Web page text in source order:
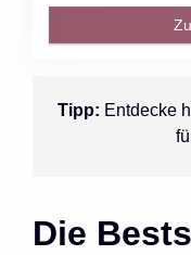
Tipp: Entdecke
Die